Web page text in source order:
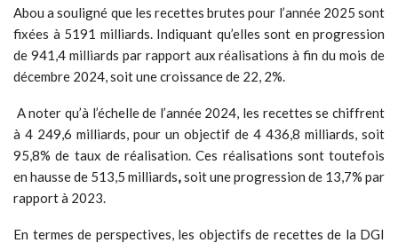
Abou a souligné que les recettes brutes pour l’année 2025 sont
fixées à 5191 milliards. Indiquant qu’elles sont en progression
de 941,4 milliards par rapport aux réalisations à fin du mois de
décembre 2024, soit une croissance de 22, 2%.
A noter qu’à l’échelle de l’année 2024, les recettes se chiffrent
à 4 249,6 milliards, pour un objectif de 4 436,8 milliards, soit
95,8% de taux de réalisation. Ces réalisations sont toutefois
en hausse de 513,5 milliards,soit une progression de 13,7% par
rapport à 2023.
En termes de perspectives, les objectifs de recettes de la DGI